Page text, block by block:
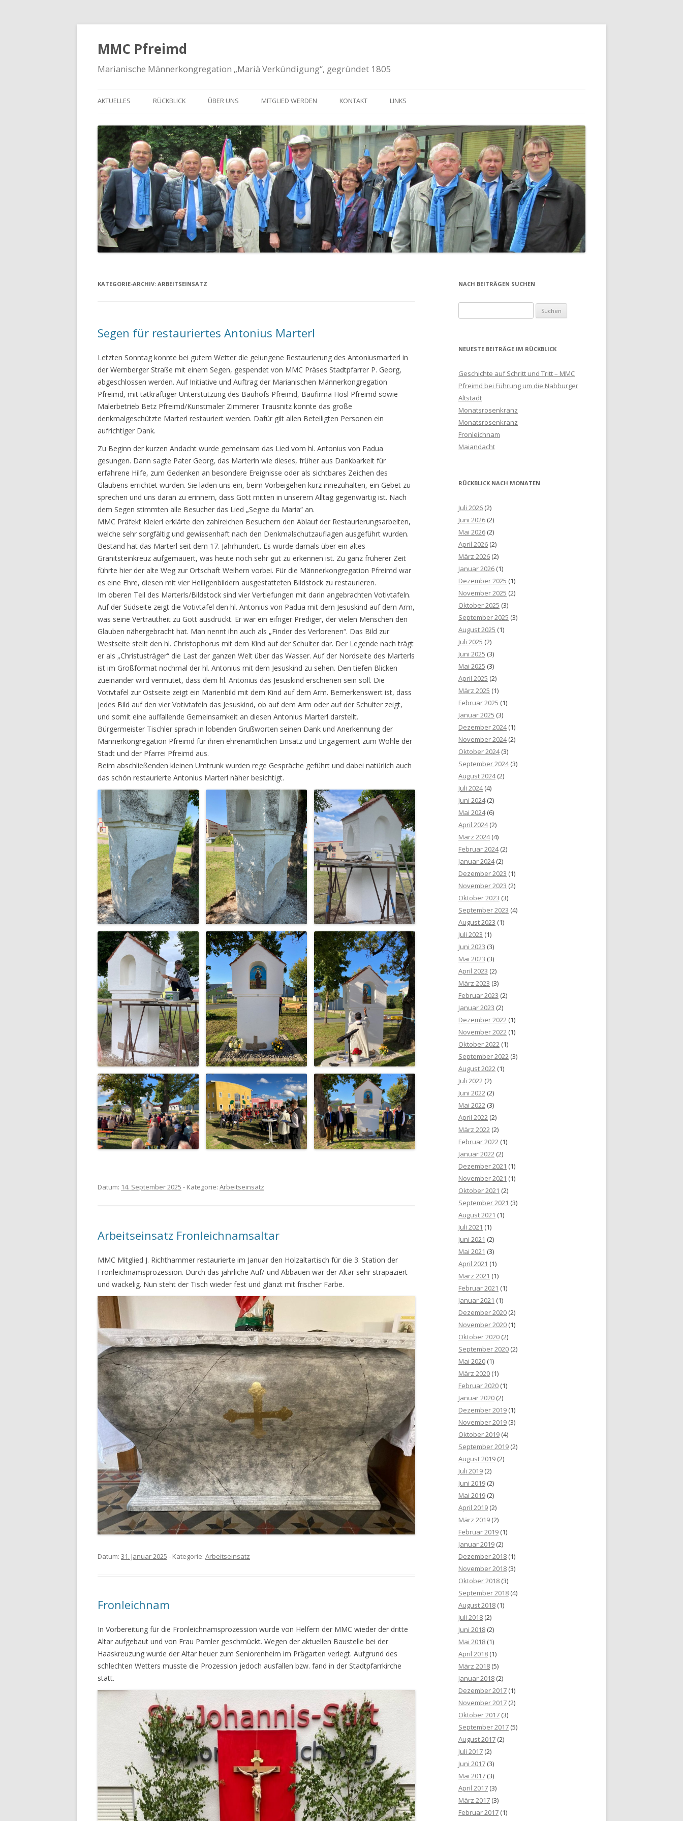
MMC Pfreimd
Marianische Männerkongregation „Mariä Verkündigung“, gegründet 1805
Inhalt
springen
AKTUELLES
JAHRESPROGRAMM
RÜCKBLICK ÜBER UNS
EHRENMITGLIEDER
GESCHICHTE
GRUNDSÄTZLICHES
MITGLIED WERDEN KONTAKT
ADRESSEN
LINKS
KATEGORIE-ARCHIV: ARBEITSEINSATZ
Segen für restauriertes Antonius Marterl
Letzten Sonntag konnte bei gutem Wetter die gelungene Restaurierung des Antoniusmarterl in
der Wernberger Straße mit einem Segen, gespendet von MMC Präses Stadtpfarrer P. Georg,
abgeschlossen werden. Auf Initiative und Auftrag der Marianischen Männerkongregation
Pfreimd, mit tatkräftiger Unterstützung des Bauhofs Pfreimd, Baufirma Hösl Pfreimd sowie
Malerbetrieb Betz Pfreimd/Kunstmaler Zimmerer Trausnitz konnte das große
denkmalgeschützte Marterl restauriert werden. Dafür gilt allen Beteiligten Personen ein
aufrichtiger Dank.
Zu Beginn der kurzen Andacht wurde gemeinsam das Lied vom hl. Antonius von Padua
gesungen. Dann sagte Pater Georg, das Marterln wie dieses, früher aus Dankbarkeit für
erfahrene Hilfe, zum Gedenken an besondere Ereignisse oder als sichtbares Zeichen des
Glaubens errichtet wurden. Sie laden uns ein, beim Vorbeigehen kurz innezuhalten, ein Gebet zu
sprechen und uns daran zu erinnern, dass Gott mitten in unserem Alltag gegenwärtig ist. Nach
dem Segen stimmten alle Besucher das Lied „Segne du Maria“ an.
MMC Präfekt Kleierl erklärte den zahlreichen Besuchern den Ablauf der Restaurierungsarbeiten,
welche sehr sorgfältig und gewissenhaft nach den Denkmalschutzauflagen ausgeführt wurden.
Bestand hat das Marterl seit dem 17. Jahrhundert. Es wurde damals über ein altes
Granitsteinkreuz aufgemauert, was heute noch sehr gut zu erkennen ist. Zu ganz früherer Zeit
führte hier der alte Weg zur Ortschaft Weihern vorbei. Für die Männerkongregation Pfreimd war
es eine Ehre, diesen mit vier Heiligenbildern ausgestatteten Bildstock zu restaurieren.
Im oberen Teil des Marterls/Bildstock sind vier Vertiefungen mit darin angebrachten Votivtafeln.
Auf der Südseite zeigt die Votivtafel den hl. Antonius von Padua mit dem Jesuskind auf dem Arm,
was seine Vertrautheit zu Gott ausdrückt. Er war ein eifriger Prediger, der vielen Menschen den
Glauben nähergebracht hat. Man nennt ihn auch als „Finder des Verlorenen“. Das Bild zur
Westseite stellt den hl. Christophorus mit dem Kind auf der Schulter dar. Der Legende nach trägt
er als „Christusträger“ die Last der ganzen Welt über das Wasser. Auf der Nordseite des Marterls
ist im Großformat nochmal der hl. Antonius mit dem Jesuskind zu sehen. Den tiefen Blicken
zueinander wird vermutet, dass dem hl. Antonius das Jesuskind erschienen sein soll. Die
Votivtafel zur Ostseite zeigt ein Marienbild mit dem Kind auf dem Arm. Bemerkenswert ist, dass
jedes Bild auf den vier Votivtafeln das Jesuskind, ob auf dem Arm oder auf der Schulter zeigt,
und somit eine auffallende Gemeinsamkeit an diesen Antonius Marterl darstellt.
Bürgermeister Tischler sprach in lobenden Grußworten seinen Dank und Anerkennung der
Männerkongregation Pfreimd für ihren ehrenamtlichen Einsatz und Engagement zum Wohle der
Stadt und der Pfarrei Pfreimd aus.
Beim abschließenden kleinen Umtrunk wurden rege Gespräche geführt und dabei natürlich auch
das schön restaurierte Antonius Marterl näher besichtigt.
Datum: 14. September 2025 - Kategorie: Arbeitseinsatz
Arbeitseinsatz Fronleichnamsaltar
MMC Mitglied J. Richthammer restaurierte im Januar den Holzaltartisch für die 3. Station der
Fronleichnamsprozession. Durch das jährliche Auf/-und Abbauen war der Altar sehr strapaziert
und wackelig. Nun steht der Tisch wieder fest und glänzt mit frischer Farbe.
Datum: 31. Januar 2025 - Kategorie: Arbeitseinsatz
Fronleichnam
In Vorbereitung für die Fronleichnamsprozession wurde von Helfern der MMC wieder der dritte
Altar aufgebaut und von Frau Pamler geschmückt. Wegen der aktuellen Baustelle bei der
Haaskreuzung wurde der Altar heuer zum Seniorenheim im Prägarten verlegt. Aufgrund des
schlechten Wetters musste die Prozession jedoch ausfallen bzw. fand in der Stadtpfarrkirche
statt.
NACH BEITRÄGEN SUCHEN
nach:
NEUESTE BEITRÄGE IM RÜCKBLICK
Geschichte auf Schritt und Tritt – MMC
Pfreimd bei Führung um die Nabburger
Altstadt
Monatsrosenkranz
Monatsrosenkranz
Fronleichnam
Maiandacht
RÜCKBLICK NACH MONATEN
Juli 2026 (2)
Juni 2026 (2)
Mai 2026 (2)
April 2026 (2)
März 2026 (2)
Januar 2026 (1)
Dezember 2025 (1)
November 2025 (2)
Oktober 2025 (3)
September 2025 (3)
August 2025 (1)
Juli 2025 (2)
Juni 2025 (3)
Mai 2025 (3)
April 2025 (2)
März 2025 (1)
Februar 2025 (1)
Januar 2025 (3)
Dezember 2024(1)
November 2024(2)
Oktober 2024(3)
September 2024(3)
August 2024(2)
Juli 2024(4)
Juni 2024(2)
Mai 2024(6)
April 2024(2)
März 2024(4)
Februar 2024(2)
Januar 2024(2)
Dezember 2023 (1)
November 2023 (2)
Oktober 2023 (3)
September 2023 (4)
August 2023 (1)
Juli 2023 (1)
Juni 2023 (3)
Mai 2023 (3)
April 2023 (2)
März 2023 (3)
Februar 2023 (2)
Januar 2023 (2)
Dezember 2022 (1)
November 2022 (1)
Oktober 2022 (1)
September 2022 (3)
August 2022 (1)
Juli 2022 (2)
Juni 2022 (2)
Mai 2022 (3)
April 2022 (2)
März 2022 (2)
Februar 2022 (1)
Januar 2022 (2)
Dezember 2021 (1)
November 2021 (1)
Oktober 2021 (2)
September 2021 (3)
August 2021 (1)
Juli 2021 (1)
Juni 2021 (2)
Mai 2021 (3)
April 2021 (1)
März 2021 (1)
Februar 2021 (1)
Januar 2021 (1)
Dezember 2020 (2)
November 2020 (1)
Oktober 2020 (2)
September 2020 (2)
Mai 2020 (1)
März 2020 (1)
Februar 2020 (1)
Januar 2020 (2)
Dezember 2019 (1)
November 2019 (3)
Oktober 2019 (4)
September 2019 (2)
August 2019 (2)
Juli 2019 (2)
Juni 2019 (2)
Mai 2019 (2)
April 2019 (2)
März 2019 (2)
Februar 2019 (1)
Januar 2019 (2)
Dezember 2018 (1)
November 2018 (3)
Oktober 2018 (3)
September 2018 (4)
August 2018 (1)
Juli 2018 (2)
Juni 2018 (2)
Mai 2018 (1)
April 2018 (1)
März 2018 (5)
Januar 2018 (2)
Dezember 2017 (1)
November 2017 (2)
Oktober 2017 (3)
September 2017 (5)
August 2017 (2)
Juli 2017 (2)
Juni 2017 (3)
Mai 2017 (3)
April 2017 (3)
März 2017 (3)
Februar 2017 (1)